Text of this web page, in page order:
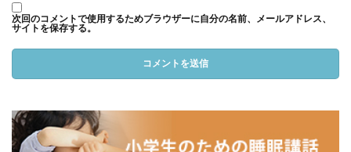
次回のコメントで使用するためブラウザーに自分の名前、メールアドレス、
サイトを保存する。